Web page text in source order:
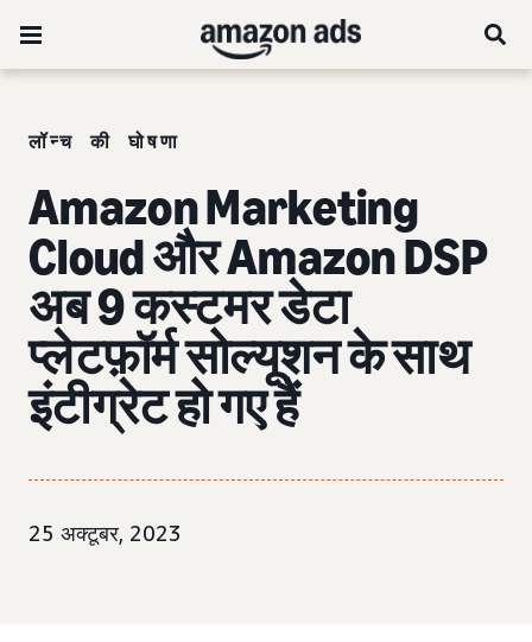
लॉन्च की घोषणा
Amazon Marketing
Cloud और Amazon DSP
अब 9 कस्टमर डेटा
प्लेटफ़ॉर्म सोल्यूशन के साथ
इंटीग्रेट हो गए हैं
25 अक्टूबर, 2023